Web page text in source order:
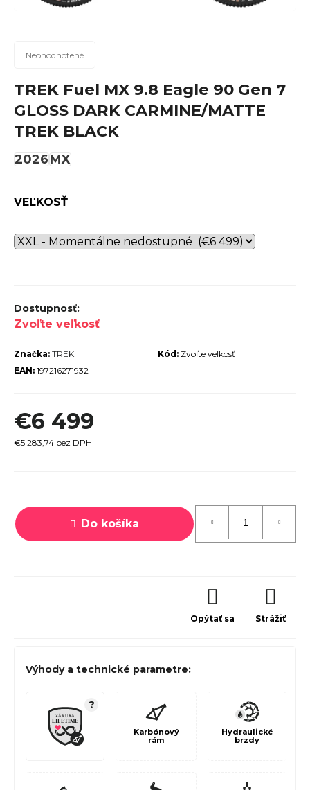
Priemerné
produktu
je
0,0
z
hviezdičiek.
Neohodnotené
TREK Fuel MX 9.8 Eagle 90 Gen 7
GLOSS DARK CARMINE/MATTE
TREK BLACK
2026MX
VEĽKOSŤ
Zvoľte veľkosť
Kód: Zvoľte veľkosť
Značka: TREK
EAN: 197216271932
€6 499
€5 283,74 bez DPH
cena:
Do košíka
Opýtať sa Strážiť
Výhody a technické parametre:
?
Karbónový
rám
Hydraulické
brzdy
ť
?
O
o
r
č
e
TREK
MARLIN
6 GEN 3